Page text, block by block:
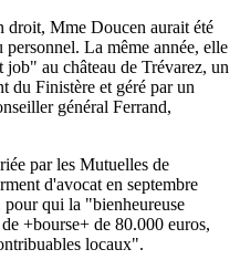
droit, Mme Doucen aurait été
La même année, elle
job" au château de Trévarez, un
du Finistère et géré par un
général Ferrand,
par les Mutuelles de
d'avocat en septembre
qui la "bienheureuse
+bourse+ de 80.000 euros,
locaux".